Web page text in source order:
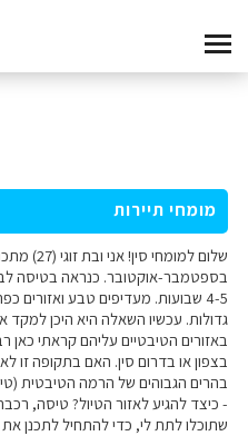
מומחי תיירות
שלום למומחי
בספטמבר-אוקטובר. כנראה בטיסה
4-5 שבועות. מעדיפים טבע ואזורים
גדולות. עכשיו השאלה היא היכן למקד
באזורים הטיבטיים עליהם קראתי כאן
בצפון או בדרום סין. האם בתקופה זו
בהרים הגבוהים של הרמה הטיבטית
- כיצד להגיע לאזור הטיול? טיסה,
שתוכלו לתת לי, כדי להתחיל לתכנן את